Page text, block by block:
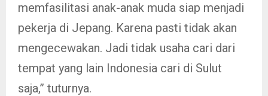
memfasilitasi anak-anak muda siap menjadi
pekerja di Jepang. Karena pasti tidak akan
mengecewakan. Jadi tidak usaha cari dari
tempat yang lain Indonesia cari di Sulut
saja,” tuturnya.